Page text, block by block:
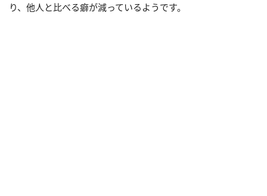
り、他人と比べる癖が減っているようです。